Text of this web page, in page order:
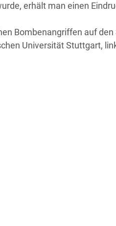
erhält man einen
Bombenangriffen auf
Universität Stuttgart,